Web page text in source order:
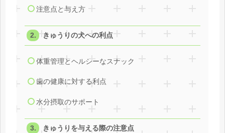
注意点と与え方
きゅうりの犬への利点
体重管理とヘルシーなスナック
歯の健康に対する利点
水分摂取のサポート
きゅうりを与える際の注意点